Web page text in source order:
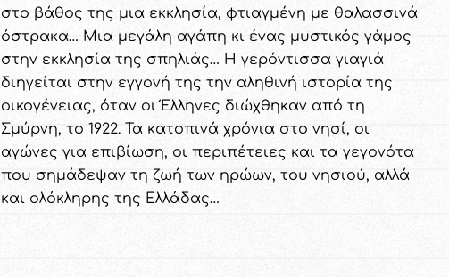
στο βάθος της μια εκκλησία, φτιαγμένη με θαλασσινά
όστρακα… Μια μεγάλη αγάπη κι ένας μυστικός γάμος
στην εκκλησία της σπηλιάς… Η γερόντισσα γιαγιά
διηγείται στην εγγονή της την αληθινή ιστορία της
οικογένειας, όταν οι Έλληνες διώχθηκαν από τη
Σμύρνη, το 1922. Τα κατοπινά χρόνια στο νησί, οι
αγώνες για επιβίωση, οι περιπέτειες και τα γεγονότα
που σημάδεψαν τη ζωή των ηρώων, του νησιού, αλλά
και ολόκληρης της Ελλάδας…